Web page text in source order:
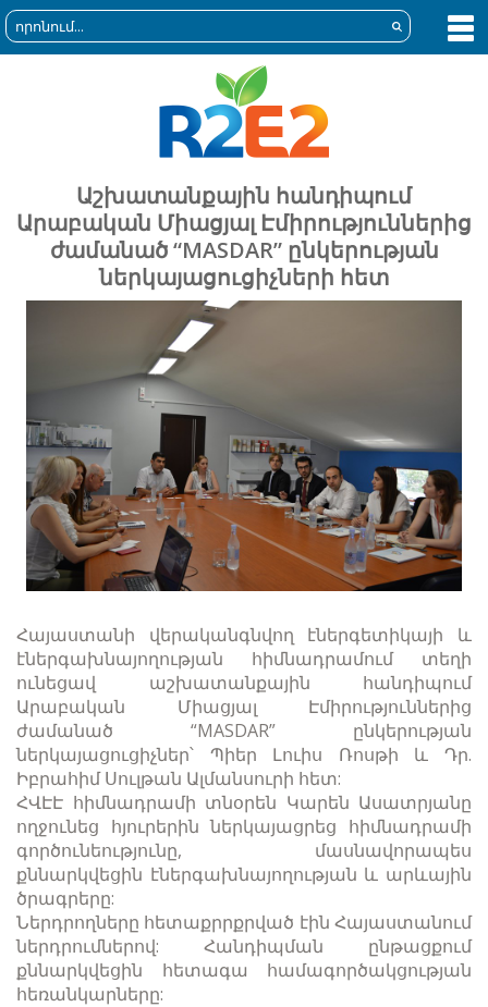
Աշխատանքային հանդիպում
Արաբական Միացյալ Էմիրություններից
ժամանած “MASDAR” ընկերության
ներկայացուցիչների հետ
Հայաստանի վերականգնվող էներգետիկայի և
էներգախնայողության հիմնադրամում տեղի
ունեցավ աշխատանքային հանդիպում
Արաբական Միացյալ Էմիրություններից
ժամանած “MASDAR” ընկերության
ներկայացուցիչներ՝ Պիեր Լուիս Ռոսթի և Դր.
Իբրահիմ Սուլթան Ալմանսուրի հետ:
ՀՎԷԷ հիմնադրամի տնօրեն Կարեն Ասատրյանը
ողջունեց հյուրերին ներկայացրեց հիմնադրամի
գործունեությունը, մասնավորապես
քննարկվեցին էներգախնայողության և արևային
ծրագրերը:
Ներդրողները հետաքրրքրված էին Հայաստանում
ներդրումներով: Հանդիպման ընթացքում
քննարկվեցին հետագա համագործակցության
հեռանկարները: